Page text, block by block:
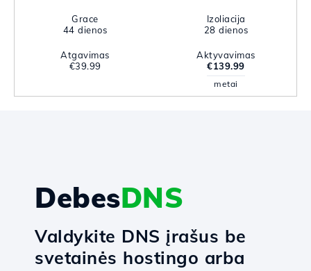
Grace
44 dienos
Izoliacija
28 dienos
Atgavimas
€39.99
Aktyvavimas
€139.99
metai
DebesDNS
Valdykite DNS įrašus be
svetainės hostingo arba